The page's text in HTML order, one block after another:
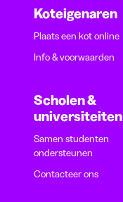
Koteigenaren
Plaats een kot online
Info & voorwaarden
Scholen &
universiteiten
Samen studenten
ondersteunen
Contacteer ons